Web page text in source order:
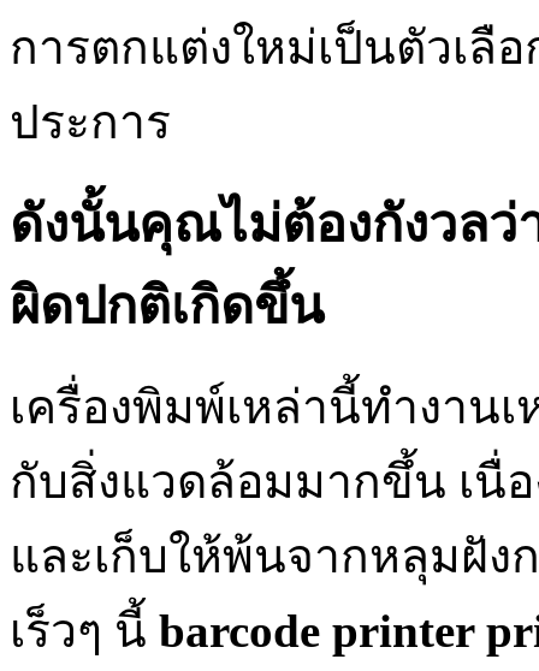
การตกแต่งใหม่เป็นตัวเลื
ประการ
ดังนั้นคุณไม่ต้องกังวลว่
ผิดปกติเกิดขึ้น
เครื่องพิมพ์เหล่านี้ทำงาน
กับสิ่งแวดล้อมมากขึ้น เนื่
และเก็บให้พ้นจากหลุมฝัง
เร็วๆ นี้ barcode printer